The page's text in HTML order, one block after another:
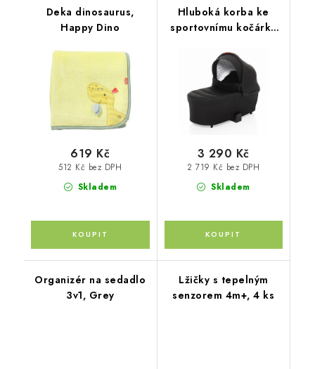
Deka dinosaurus,
Happy Dino
Skladem
512 Kč bez DPH
619 Kč
Hluboká korba ke
sportovnímu kočárku
Black/Brown
Skladem
2 719 Kč bez DPH
3 290 Kč
Organizér na sedadlo
3v1, Grey
Lžičky s tepelným
senzorem 4m+, 4 ks